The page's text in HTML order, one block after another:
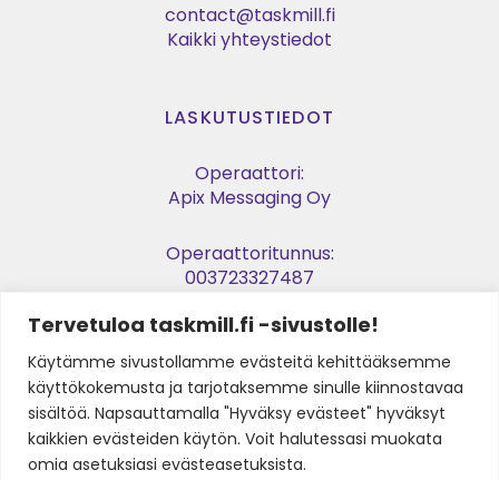
Tervetuloa taskmill.fi -sivustolle!
Käytämme sivustollamme evästeitä kehittääksemme
käyttökokemusta ja tarjotaksemme sinulle kiinnostavaa
sisältöä. Napsauttamalla "Hyväksy evästeet" hyväksyt
kaikkien evästeiden käytön. Voit halutessasi muokata
omia asetuksiasi evästeasetuksista.
contact@taskmill.fi
Kaikki yhteystiedot
LASKUTUSTIEDOT
Operaattori:
Apix Messaging Oy
Operaattoritunnus:
003723327487
Verkkolaskuosoite:
003729053974
Y-tunnus:
2905397-4